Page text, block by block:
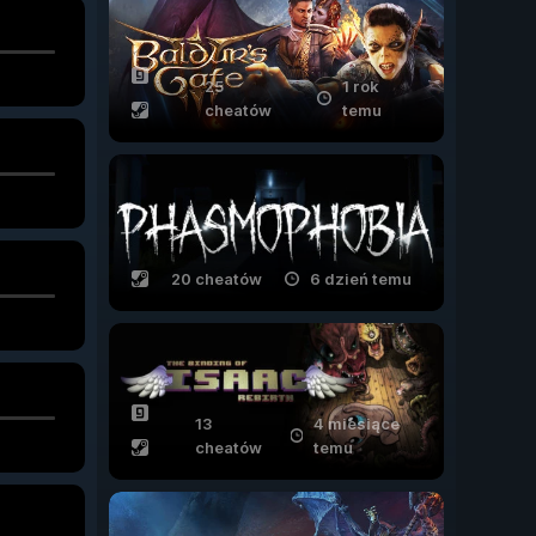
25
cheatów
1 rok
temu
20 cheatów 6 dzień temu
13
cheatów
4 miesiące
temu